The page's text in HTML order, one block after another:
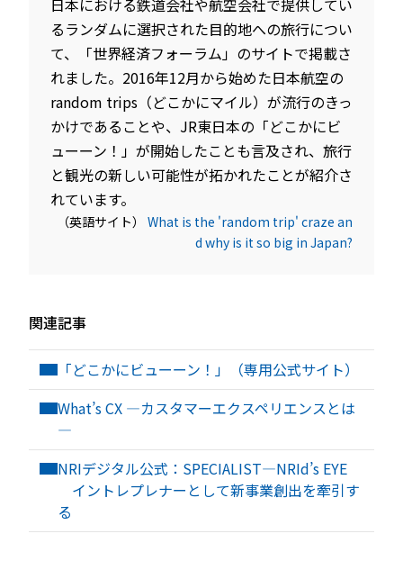
るランダムに選択された目的地への旅行につい
て、「世界経済フォーラム」のサイトで掲載さ
れました。2016年12月から始めた日本航空の
random trips（どこかにマイル）が流行のきっ
かけであることや、JR東日本の「どこかにビ
ューーン！」が開始したことも言及され、旅行
と観光の新しい可能性が拓かれたことが紹介さ
れています。
（英語サイト） What is the 'random trip' craze an
d why is it so big in Japan?
関連記事
「どこかにビューーン！」（専用公式サイト）
What’s CX —カスタマーエクスペリエンスとは
―
NRIデジタル公式：SPECIALIST—NRId’s EYE
イントレプレナーとして新事業創出を牽引す
る